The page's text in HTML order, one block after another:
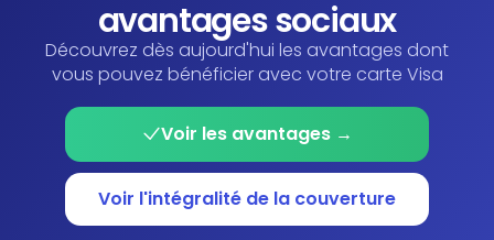
avantages sociaux
Découvrez dès aujourd'hui les avantages dont
vous pouvez bénéficier avec votre carte Visa
Voir les avantages →
Voir l'intégralité de la couverture